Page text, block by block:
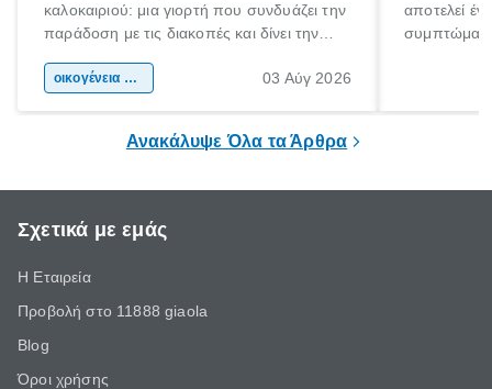
καλοκαιριού: μια γιορτή που συνδυάζει την
παράδοση με τις διακοπές και δίνει την
χώρας. Είτε πρόκειται για λίγες μέρες
οικογένεια & παιδί 03 Αύγ 2026
αποτελεί
Ανακάλυψε Όλα τα Άρθρα
Σχετικά με εμάς
Η Εταιρεία
Προβολή στο 11888 giaola
Blog
Όροι χρήσης